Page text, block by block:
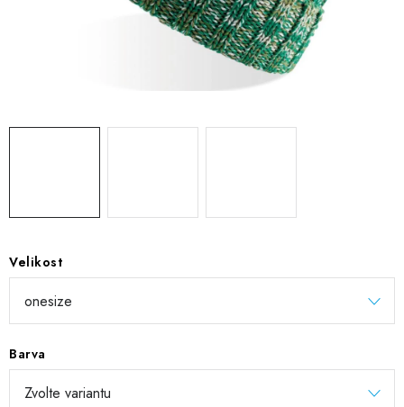
TEXTIL S VLASTNÍM POTISKEM
Vánoční trička
Kontakty
Akce a slevy
Velikost
Barva